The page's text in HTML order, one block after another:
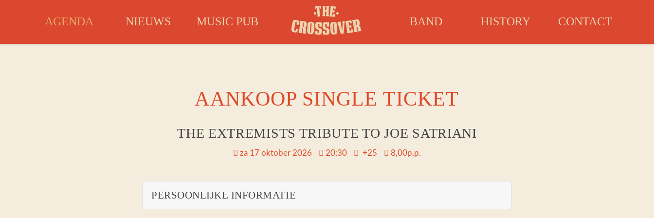
AGENDA NIEUWS MUSIC PUB BAND HISTORY CONTACT
AANKOOP SINGLE TICKET
THE EXTREMISTS TRIBUTE TO JOE SATRIANI
za 17 oktober 2026 20:30 +25 8,00p.p.
PERSOONLIJKE INFORMATIE